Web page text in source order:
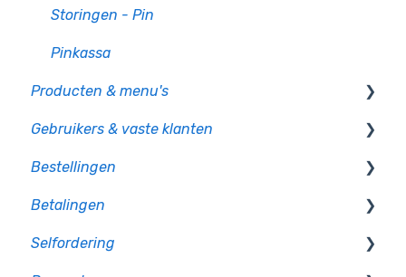
Storingen - Pin
Pinkassa
Producten & menu's
Producten
Productcategorie & indeling
Supplementen
Voorraad
Gebruikers & vaste klanten
Gebruikersbeheer
Rechten en authorisatie
Bestellingen
Op bon
Op rekening betalen
Betalingen
Betaalmethoden
Selfordering